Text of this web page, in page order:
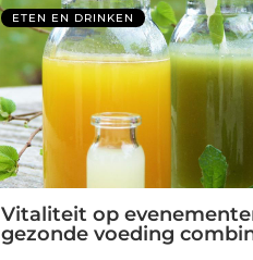
ETEN EN DRINKEN
Vitaliteit op
gezonde voeding